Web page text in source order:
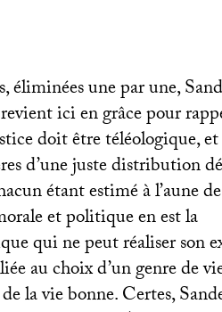
éliminées une par une,
ici en grâce pour
doit être téléologique,
d’une juste distribution
étant estimé à l’aune
et politique en est la
qui ne peut réaliser son
au choix d’un genre de
la vie bonne. Certes,